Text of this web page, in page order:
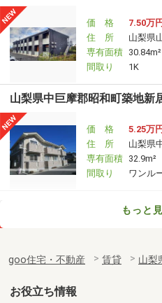
価 格
7.50万円
住 所
山梨県
専有面積 30.84m²
間取り
1K
山梨県中巨摩郡昭和町築地新
価 格
5.25万
住 所
山梨県
専有面積 32.9m²
間取り
ワンル
専有面積
26.08m²
もっと
goo住宅・不動産 賃貸 山梨
お役立ち情報